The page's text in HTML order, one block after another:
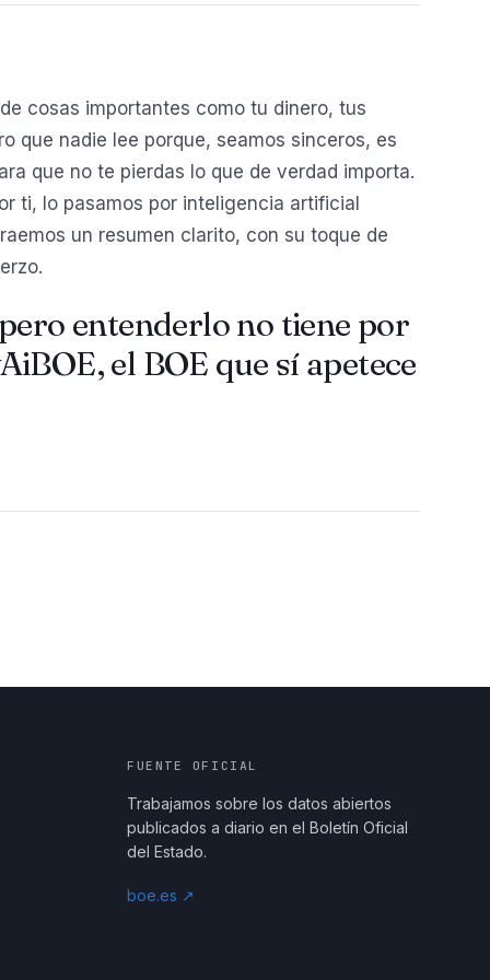
cosas importantes como tu dinero, tus
que nadie lee porque, seamos sinceros, es
que no te pierdas lo que de verdad importa.
ti, lo pasamos por inteligencia artificial
un resumen clarito, con su toque de
entenderlo no tiene por
el BOE que sí apetece
FUENTE OFICIAL
Trabajamos sobre los datos abiertos
publicados a diario en el Boletín Oficial
del Estado.
boe.es ↗